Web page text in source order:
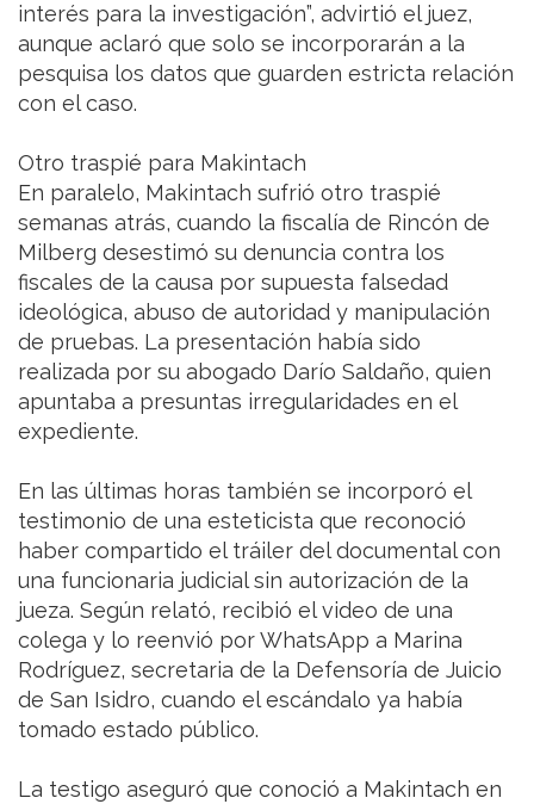
interés para la investigación”, advirtió el juez,
aunque aclaró que solo se incorporarán a la
pesquisa los datos que guarden estricta relación
con el caso.
Otro traspié para Makintach
En paralelo, Makintach sufrió otro traspié
semanas atrás, cuando la fiscalía de Rincón de
Milberg desestimó su denuncia contra los
fiscales de la causa por supuesta falsedad
ideológica, abuso de autoridad y manipulación
de pruebas. La presentación había sido
realizada por su abogado Darío Saldaño, quien
apuntaba a presuntas irregularidades en el
expediente.
En las últimas horas también se incorporó el
testimonio de una esteticista que reconoció
haber compartido el tráiler del documental con
una funcionaria judicial sin autorización de la
jueza. Según relató, recibió el video de una
colega y lo reenvió por WhatsApp a Marina
Rodríguez, secretaria de la Defensoría de Juicio
de San Isidro, cuando el escándalo ya había
tomado estado público.
La testigo aseguró que conoció a Makintach en